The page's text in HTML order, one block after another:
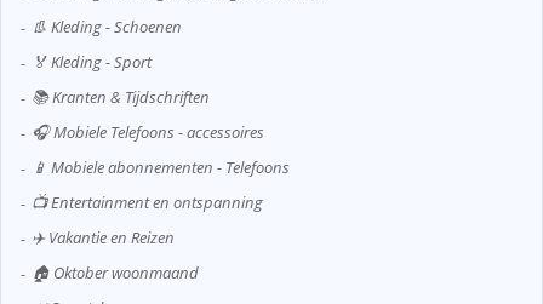
👢 Kleding - Schoenen
🏅 Kleding - Sport
📚 Kranten & Tijdschriften
🎧 Mobiele Telefoons - accessoires
📱 Mobiele abonnementen - Telefoons
📺 Entertainment en ontspanning
✈️ Vakantie en Reizen
🏠 Oktober woonmaand